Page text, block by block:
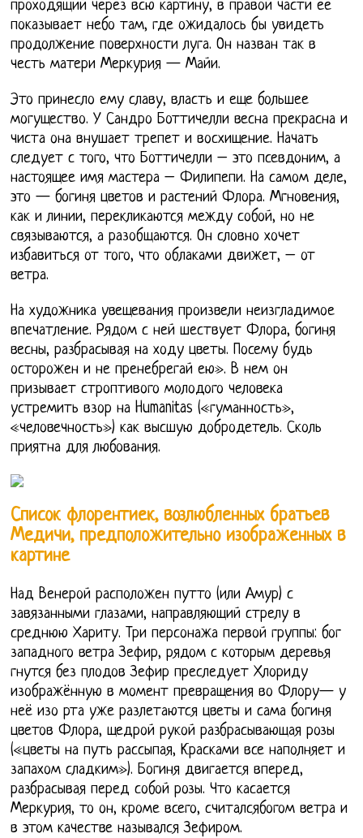
проходящий через всю картину, в правой части ее
показывает небо там, где ожидалось бы увидеть
продолжение поверхности луга. Он назван так в
честь матери Меркурия — Майи.
Это принесло ему славу, власть и еще большее
могущество. У Сандро Боттичелли весна прекрасна и
чиста она внушает трепет и восхищение. Начать
следует с того, что Боттичелли – это псевдоним, а
настоящее имя мастера – Филипепи. На самом деле,
это — богиня цветов и растений Флора. Мгновения,
как и линии, перекликаются между собой, но не
связываются, а разобщаются. Он словно хочет
избавиться от того, что облаками движет, – от
ветра.
На художника увещевания произвели неизгладимое
впечатление. Рядом с ней шествует Флора, богиня
весны, разбрасывая на ходу цветы. Посему будь
осторожен и не пренебрегай ею». В нем он
призывает строптивого молодого человека
устремить взор на Humanitas («гуманность»,
«человечность») как высшую добродетель. Сколь
приятна для любования.
Список флорентиек, возлюбленных братьев
Медичи, предположительно изображенных в
картине
Над Венерой расположен путто (или Амур) с
завязанными глазами, направляющий стрелу в
среднюю Хариту. Три персонажа первой группы: бог
западного ветра Зефир, рядом с которым деревья
гнутся без плодов Зефир преследует Хлориду
изображённую в момент превращения во Флору— у
неё изо рта уже разлетаются цветы и сама богиня
цветов Флора, щедрой рукой разбрасывающая розы
(«цветы на путь рассыпая, Красками все наполняет и
запахом сладким»). Богиня двигается вперед,
разбрасывая перед собой розы. Что касается
Меркурия, то он, кроме всего, считалсябогом ветра и
в этом качестве назывался Зефиром.